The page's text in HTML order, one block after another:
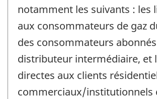
notamment les suivants : les
aux consommateurs de gaz
des consommateurs
distributeur intermédiaire, et
directes aux clients
commerciaux/institutionnels